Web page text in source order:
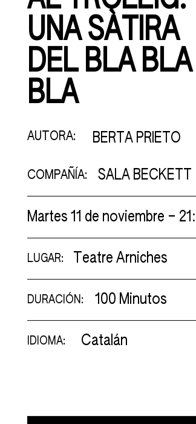
UNA SÀTIRA
DEL BLA BLA
BLA
AUTORA: BERTA PRIETO
COMPAÑÍA: SALA BECKETT
Martes 11 de noviembre –
LUGAR: Teatre Arniches
DURACIÓN: 100 Minutos
IDIOMA: Catalán